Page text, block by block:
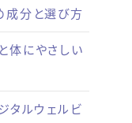
成分と選び方
体にやさしい
タルウェルビ